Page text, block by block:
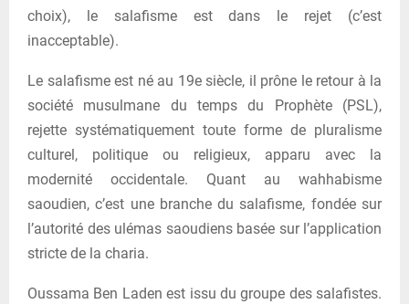
choix), le salafisme est dans le rejet (c’est
inacceptable).
Le salafisme est né au 19e siècle, il prône le retour à la
société musulmane du temps du Prophète (PSL),
rejette systématiquement toute forme de pluralisme
culturel, politique ou religieux, apparu avec la
modernité occidentale. Quant au wahhabisme
saoudien, c’est une branche du salafisme, fondée sur
l’autorité des ulémas saoudiens basée sur l’application
stricte de la charia.
Oussama Ben Laden est issu du groupe des salafistes.